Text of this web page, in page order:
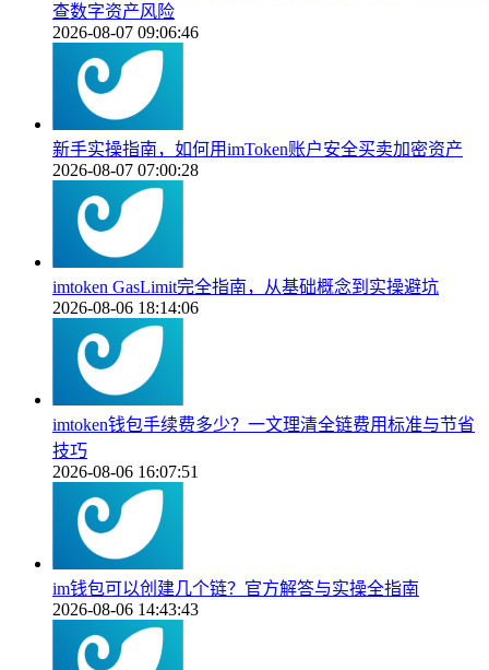
查数字资产风险
2026-08-07 09:06:46
新手实操指南，如何用imToken账户安全买卖加密资产
2026-08-07 07:00:28
imtoken GasLimit完全指南，从基础概念到实操避坑
2026-08-06 18:14:06
imtoken钱包手续费多少？一文理清全链费用标准与节省
技巧
2026-08-06 16:07:51
im钱包可以创建几个链？官方解答与实操全指南
2026-08-06 14:43:43